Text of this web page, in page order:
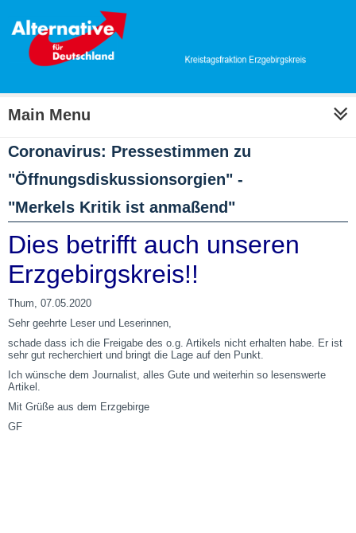
Main Menu
Coronavirus: Pressestimmen zu
"Öffnungsdiskussionsorgien" -
"Merkels Kritik ist anmaßend"
Dies betrifft auch unseren
Erzgebirgskreis!!
Thum, 07.05.2020
Sehr geehrte Leser und Leserinnen,
schade dass ich die Freigabe des o.g. Artikels nicht erhalten habe. Er ist
sehr gut recherchiert und bringt die Lage auf den Punkt.
Ich wünsche dem Journalist, alles Gute und weiterhin so lesenswerte
Artikel.
Mit Grüße aus dem Erzgebirge
GF